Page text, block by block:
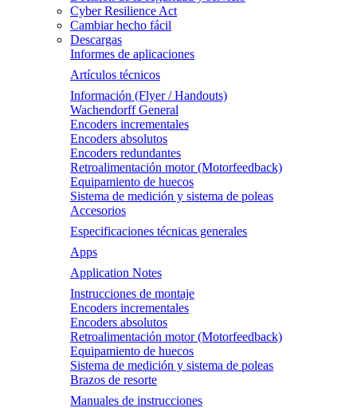
Cyber Resilience Act
Cambiar hecho fácil
Descargas
Informes de aplicaciones
Artículos técnicos
Información (Flyer / Handouts)
Wachendorff General
Encoders incrementales
Encoders absolutos
Encoders redundantes
Retroalimentación motor (Motorfeedback)
Equipamiento de huecos
Sistema de medición y sistema de poleas
Accesorios
Especificaciones técnicas generales
Apps
Application Notes
Instrucciones de montaje
Encoders incrementales
Encoders absolutos
Retroalimentación motor (Motorfeedback)
Equipamiento de huecos
Sistema de medición y sistema de poleas
Brazos de resorte
Manuales de instrucciones